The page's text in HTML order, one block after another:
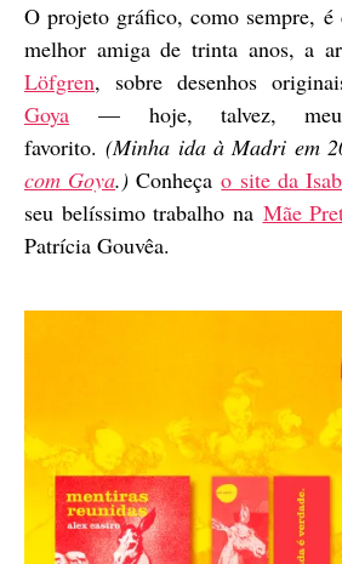
O projeto gráfico, como sempre,
melhor amiga de trinta anos, a
Löfgren, sobre desenhos
Goya — hoje, talvez, meu
favorito.(Minha ida à Madri em
com Goya.) Conheçao site da
seu belíssimo trabalho na Mãe
Patrícia Gouvêa.